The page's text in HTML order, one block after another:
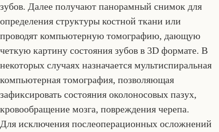
зубов. Далее получают панорамный снимок для
определения структуры костной ткани или
проводят компьютерную томографию, дающую
четкую картину состояния зубов в 3D формате. В
некоторых случаях назначается мультиспиральная
компьютерная томография, позволяющая
зафиксировать состояния околоносовых пазух,
кровообращение мозга, повреждения черепа.
Для исключения послеоперационных осложнений